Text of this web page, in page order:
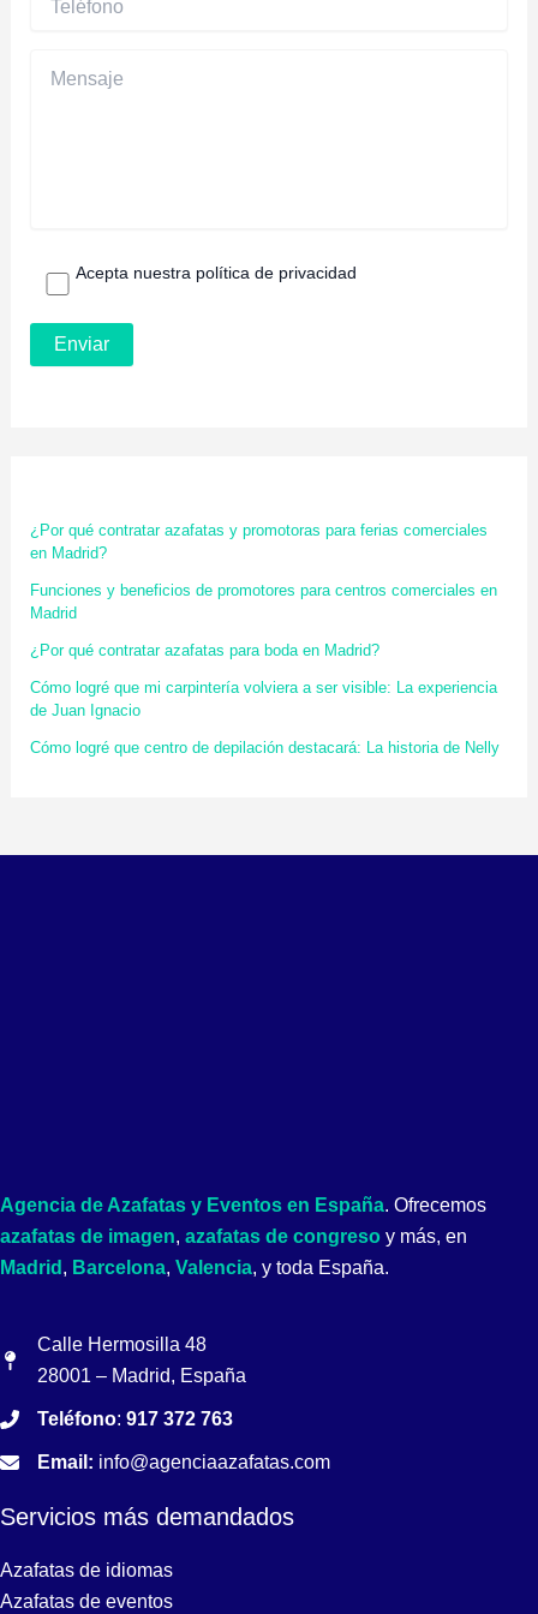
Acepta nuestra política de privacidad
¿Por qué contratar azafatas y promotoras para ferias comerciales
en Madrid?
Funciones y beneficios de promotores para centros comerciales en
Madrid
¿Por qué contratar azafatas para boda en Madrid?
Cómo logré que mi carpintería volviera a ser visible: La experiencia
de Juan Ignacio
Cómo logré que centro de depilación destacará: La historia de Nelly
Agencia de Azafatas y Eventos en España. Ofrecemos
azafatas de imagen, azafatas de congreso y más, en
Madrid , Barcelona, Valencia, y toda España.
Calle Hermosilla 48
28001 – Madrid, España
Teléfono: 917 372 763
Email: info@agenciaazafatas.com
Servicios más demandados
Azafatas de idiomas
Azafatas de eventos